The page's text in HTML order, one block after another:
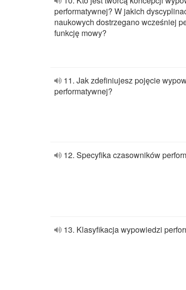
performatywnej? W jakich
naukowych dostrzegano wcześniej
funkcję mowy?
11. Jak zdefiniujesz pojęcie
performatywnej?
12. Specyfika czasowników
13. Klasyfikacja wypowiedzi